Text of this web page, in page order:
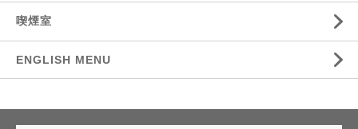
喫煙室
ENGLISH MENU